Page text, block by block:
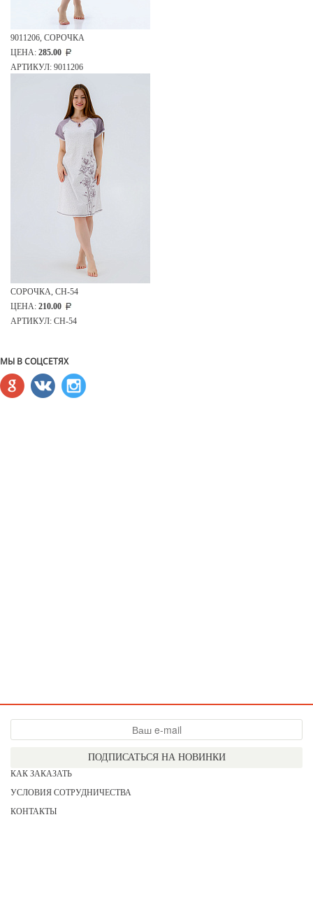
9011206, СОРОЧКА
ЦЕНА: 285.00
АРТИКУЛ: 9011206
СОРОЧКА, СН-54
ЦЕНА: 210.00
АРТИКУЛ: СН-54
МЫ В СОЦСЕТЯХ
ПОДПИСАТЬСЯ НА НОВИНКИ
КАК ЗАКАЗАТЬ
УСЛОВИЯ СОТРУДНИЧЕСТВА
КОНТАКТЫ